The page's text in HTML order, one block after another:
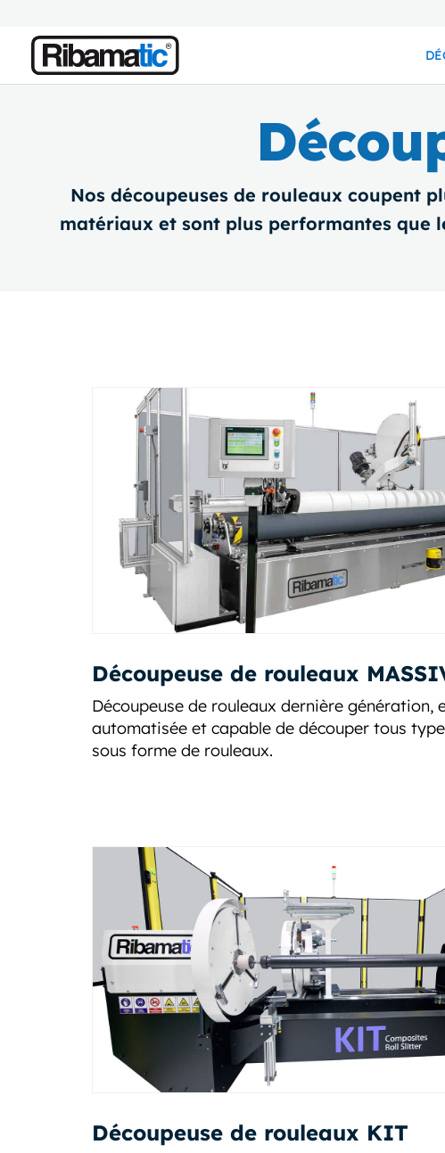
Nos découpeuses de rouleaux coupent
matériaux et sont plus performantes que
Découpeuse de rouleaux
Découpeuse de rouleaux dernière génération,
automatisée et capable de découper tous
sous forme de rouleaux.
Découpeuse de rouleaux KIT